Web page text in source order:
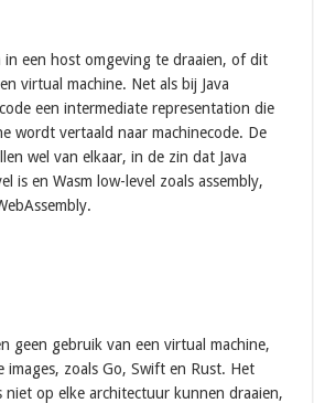
in een host omgeving te draaien, of dit
virtual machine. Net als bij Java
een intermediate representation die
wordt vertaald naar machinecode. De
wel van elkaar, in de zin dat Java
is en Wasm low-level zoals assembly,
geen gebruik van een virtual machine,
images, zoals Go, Swift en Rust. Het
niet op elke architectuur kunnen draaien,